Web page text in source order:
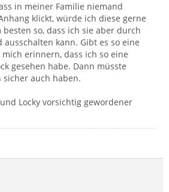
in meiner Familie niemand
klickt, würde ich diese gerne
so, dass ich sie aber durch
kann. Gibt es so eine
erinnern, dass ich so eine
gesehen habe. Dann müsste
auch haben.
Locky vorsichtig gewordener